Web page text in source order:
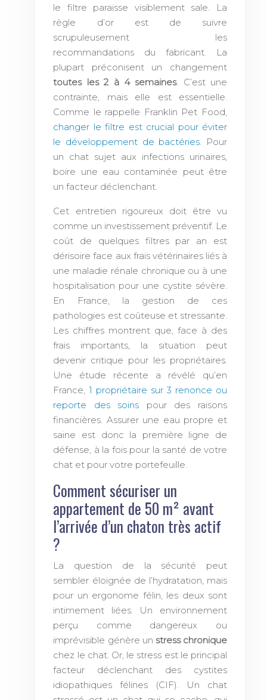
le filtre paraisse visiblement sale. La
règle d’or est de suivre
scrupuleusement les
recommandations du fabricant. La
plupart préconisent un changement
toutes les 2 à 4 semaines. C’est une
contrainte, mais elle est essentielle.
Comme le rappelle Franklin Pet Food,
changer le filtre est crucial pour éviter
le développement de bactéries. Pour
un chat sujet aux infections urinaires,
boire une eau contaminée peut être
un facteur déclenchant.
Cet entretien rigoureux doit être vu
comme un investissement préventif. Le
coût de quelques filtres par an est
dérisoire face aux frais vétérinaires liés à
une maladie rénale chronique ou à une
hospitalisation pour une cystite sévère.
En France, la gestion de ces
pathologies est coûteuse et stressante.
Les chiffres montrent que, face à des
frais importants, la situation peut
devenir critique pour les propriétaires.
Une étude récente a révélé qu’en
France,1 propriétaire sur 3 renonce ou
reporte des soins pour des raisons
financières. Assurer une eau propre et
saine est donc la première ligne de
défense, à la fois pour la santé de votre
chat et pour votre portefeuille.
Comment sécuriser un
appartement de 50 m² avant
l’arrivée d’un chaton très actif
?
La question de la sécurité peut
sembler éloignée de l’hydratation, mais
pour un ergonome félin, les deux sont
intimement liées. Un environnement
perçu comme dangereux ou
imprévisible génère un stress chronique
chez le chat. Or, le stress est le principal
facteur déclenchant des cystites
idiopathiques félines (CIF). Un chat